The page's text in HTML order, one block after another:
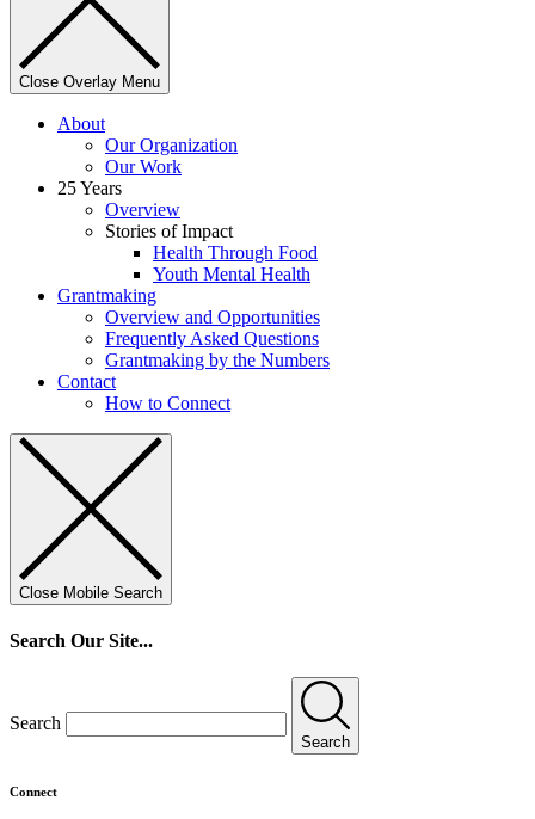
Close Overlay Menu
About
Our Organization
Our Work
25 Years
Overview
Stories of Impact
Health Through Food
Youth Mental Health
Grantmaking
Overview and Opportunities
Frequently Asked Questions
Grantmaking by the Numbers
Contact
How to Connect
Close Mobile Search
Search Our Site...
Search
Search
Connect